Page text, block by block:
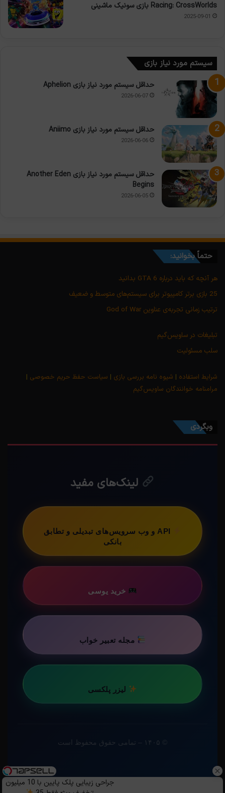
Racing: CrossWorlds بازی سونیک ماشینی
2025-09-01
سیستم مورد نیاز بازی
حداقل سیستم مورد نیاز بازی Aphelion
2026-06-07
حداقل سیستم مورد نیاز بازی Aniimo
2026-06-06
حداقل سیستم مورد نیاز بازی Another Eden
Begins
2026-06-05
حتماً بخوانید:
هر آنچه که باید درباره GTA 6 بدانید
25 بازی برتر کامپیوتر برای سیستم‌های متوسط و ضعیف
ترتیب زمانی تجربه‌ی عناوین God of War
تبلیغات در ساویس‌گیم
سلب مسئولیت
شرایط استفاده | شیوه نامه بررسی بازی | سیاست حفظ حریم خصوصی |
مرامنامه خوانندگان ساویس‌گیم
وبگردی
لینک‌های مفید
API و وب سرویس‌های تبدیلی و تطابق
بانکی
خرید یوسی
مجله تعبیر خواب
لیزر پلکسی
جراحی زیبایی پلک پایین با 10 میلیون